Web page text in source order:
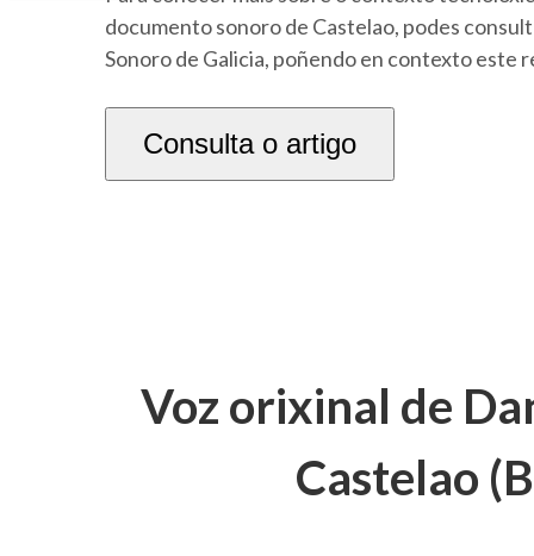
documento sonoro de Castelao, podes
Sonoro de Galicia, poñendo en contexto este
Consulta o artigo
Voz orixinal de
Castelao